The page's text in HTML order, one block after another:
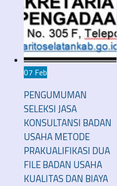
07 Feb
PENGUMUMAN
SELEKSI JASA
KONSULTANSI BADAN
USAHA METODE
PRAKUALIFIKASI DUA
FILE BADAN USAHA
KUALITAS DAN BIAYA